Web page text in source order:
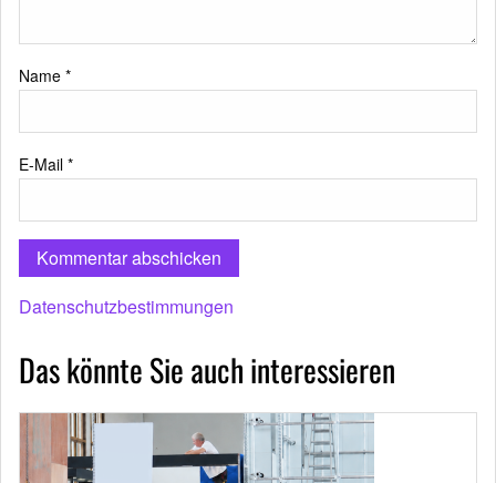
Name *
E-Mail *
Datenschutzbestimmungen
Das könnte Sie auch interessieren